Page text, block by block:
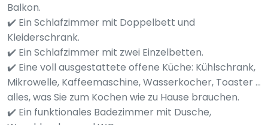
Balkon.
✔️ Ein Schlafzimmer mit Doppelbett und
Kleiderschrank.
✔️ Ein Schlafzimmer mit zwei Einzelbetten.
✔️ Eine voll ausgestattete offene Küche: Kühlschrank,
Mikrowelle, Kaffeemaschine, Wasserkocher, Toaster ...
alles, was Sie zum Kochen wie zu Hause brauchen.
✔️ Ein funktionales Badezimmer mit Dusche,